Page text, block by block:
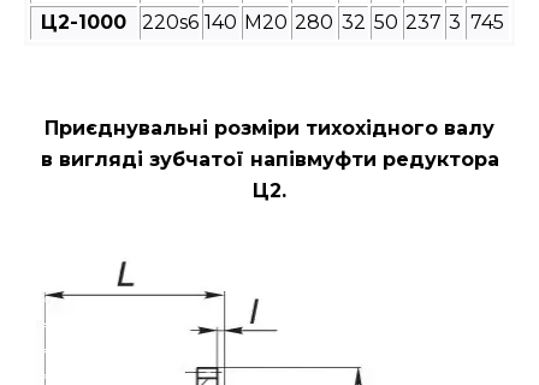
Ц2-1000
220s6 140 М20 280 32 50 237 3 745
Приєднувальні розміри тихохідного валу
в вигляді зубчатої напівмуфти редуктора
Ц2.